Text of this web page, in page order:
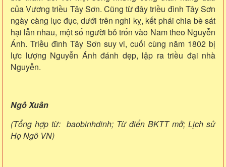
của Vương triều Tây Sơn. Cũng từ đây triều đình Tây Sơn
ngày càng lục đục, dưới trên nghi kỵ, kết phái chia bè sát
hại lẫn nhau, một số người bỏ trốn vào Nam theo Nguyễn
Ánh. Triều đình Tây Sơn suy vi, cuối cùng năm 1802 bị
lực lượng Nguyễn Ánh đánh dẹp, lập ra triều đại nhà
Nguyễn.
Ngô Xuân
(Tổng hợp từ: baobinhdinh; Từ điển BKTT mở; Lịch sử
Họ Ngô VN)